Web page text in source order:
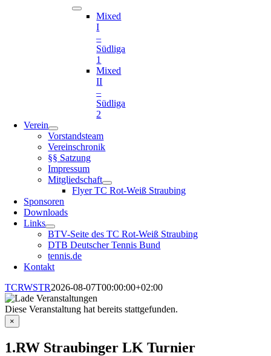
Mixed
I
–
Südliga
1
Mixed
II
–
Südliga
2
Verein
Vorstandsteam
Vereinschronik
§§ Satzung
Impressum
Mitgliedschaft
Flyer TC Rot-Weiß Straubing
Sponsoren
Downloads
Links
BTV-Seite des TC Rot-Weiß Straubing
DTB Deutscher Tennis Bund
tennis.de
Kontakt
TCRWSTR2026-08-07T00:00:00+02:00
Diese Veranstaltung hat bereits stattgefunden.
×
1.RW Straubinger LK Turnier